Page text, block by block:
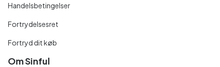
Handelsbetingelser
Fortrydelsesret
Fortryd dit køb
Om Sinful